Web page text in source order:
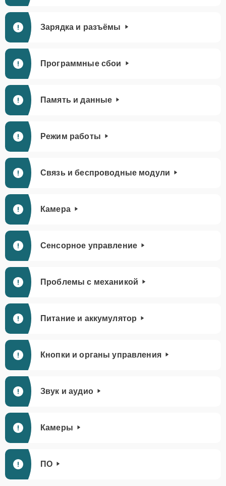
Зарядка и разъёмы
Программные сбои
Память и данные
Режим работы
Связь и беспроводные модули
Камера
Сенсорное управление
Проблемы с механикой
Питание и аккумулятор
Кнопки и органы управления
Звук и аудио
Камеры
ПО